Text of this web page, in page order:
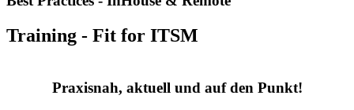
Training - Fit for ITSM
Praxisnah, aktuell und auf den Punkt!